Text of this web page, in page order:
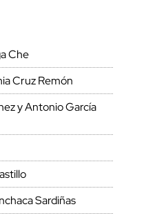
Che
Cruz Remón
y Antonio García
Sardiñas